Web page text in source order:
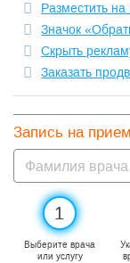
Разместить на
Значок
Скрыть
Заказать
Запись на прием
1
Выберите врача
или услугу